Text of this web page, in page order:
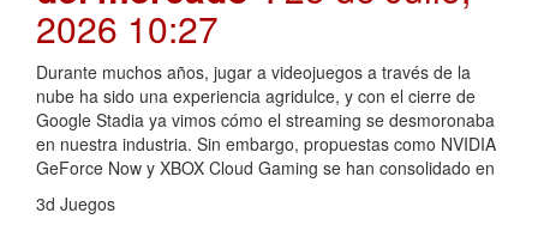
2026 10:27
Durante muchos años, jugar a videojuegos a través de la
nube ha sido una experiencia agridulce, y con el cierre de
Google Stadia ya vimos cómo el streaming se desmoronaba
en nuestra industria. Sin embargo, propuestas como NVIDIA
GeForce Now y XBOX Cloud Gaming se han consolidado en
3d Juegos